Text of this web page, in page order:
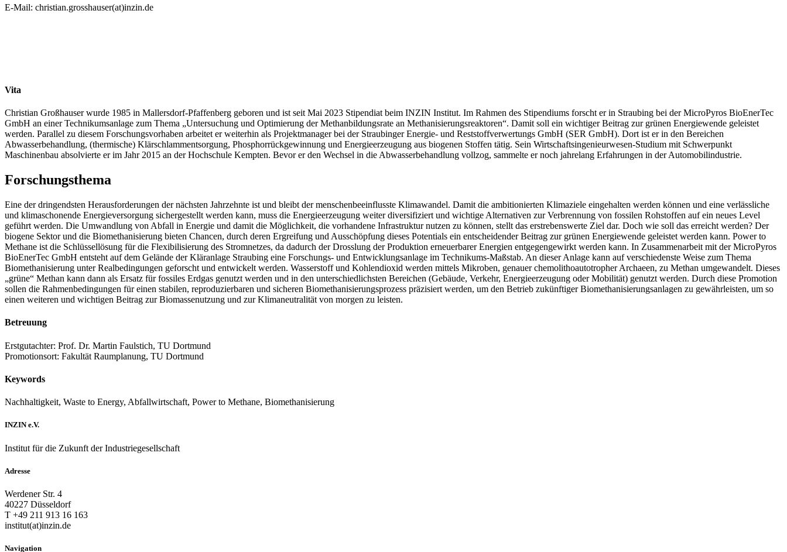
E-Mail: christian.grosshauser(at)inzin.de
Vita
Christian Großhauser wurde 1985 in Mallersdorf-Pfaffenberg geboren und ist seit Mai 2023 Stipendiat beim INZIN Institut. Im Rahmen des Stipendiums forscht er in Straubing bei der MicroPyros BioEnerTec
GmbH an einer Technikumsanlage zum Thema „Untersuchung und Optimierung der Methanbildungsrate an Methanisierungsreaktoren“. Damit soll ein wichtiger Beitrag zur grünen Energiewende geleistet
werden. Parallel zu diesem Forschungsvorhaben arbeitet er weiterhin als Projektmanager bei der Straubinger Energie- und Reststoffverwertungs GmbH (SER GmbH). Dort ist er in den Bereichen
Abwasserbehandlung, (thermische) Klärschlammentsorgung, Phosphorrückgewinnung und Energieerzeugung aus biogenen Stoffen tätig. Sein Wirtschaftsingenieurwesen-Studium mit Schwerpunkt
Maschinenbau absolvierte er im Jahr 2015 an der Hochschule Kempten. Bevor er den Wechsel in die Abwasserbehandlung vollzog, sammelte er noch jahrelang Erfahrungen in der Automobilindustrie.
Forschungsthema
Eine der dringendsten Herausforderungen der nächsten Jahrzehnte ist und bleibt der menschenbeeinflusste Klimawandel. Damit die ambitionierten Klimaziele eingehalten werden können und eine verlässliche
und klimaschonende Energieversorgung sichergestellt werden kann, muss die Energieerzeugung weiter diversifiziert und wichtige Alternativen zur Verbrennung von fossilen Rohstoffen auf ein neues Level
geführt werden. Die Umwandlung von Abfall in Energie und damit die Möglichkeit, die vorhandene Infrastruktur nutzen zu können, stellt das erstrebenswerte Ziel dar. Doch wie soll das erreicht werden? Der
biogene Sektor und die Biomethanisierung bieten Chancen, durch deren Ergreifung und Ausschöpfung dieses Potentials ein entscheidender Beitrag zur grünen Energiewende geleistet werden kann. Power to
Methane ist die Schlüssellösung für die Flexibilisierung des Stromnetzes, da dadurch der Drosslung der Produktion erneuerbarer Energien entgegengewirkt werden kann. In Zusammenarbeit mit der MicroPyros
BioEnerTec GmbH entsteht auf dem Gelände der Kläranlage Straubing eine Forschungs- und Entwicklungsanlage im Technikums-Maßstab. An dieser Anlage kann auf verschiedenste Weise zum Thema
Biomethanisierung unter Realbedingungen geforscht und entwickelt werden. Wasserstoff und Kohlendioxid werden mittels Mikroben, genauer chemolithoautotropher Archaeen, zu Methan umgewandelt. Dieses
„grüne“ Methan kann dann als Ersatz für fossiles Erdgas genutzt werden und in den unterschiedlichsten Bereichen (Gebäude, Verkehr, Energieerzeugung oder Mobilität) genutzt werden. Durch diese Promotion
sollen die Rahmenbedingungen für einen stabilen, reproduzierbaren und sicheren Biomethanisierungsprozess präzisiert werden, um den Betrieb zukünftiger Biomethanisierungsanlagen zu gewährleisten, um so
einen weiteren und wichtigen Beitrag zur Biomassenutzung und zur Klimaneutralität von morgen zu leisten.
Betreuung
Erstgutachter: Prof. Dr. Martin Faulstich, TU Dortmund
Promotionsort: Fakultät Raumplanung, TU Dortmund
Keywords
Nachhaltigkeit, Waste to Energy, Abfallwirtschaft, Power to Methane, Biomethanisierung
INZIN e.V.
Institut für die Zukunft der Industriegesellschaft
Adresse
Werdener Str. 4
40227 Düsseldorf
T +49 211 913 16 163
institut(at)inzin.de
Navigation